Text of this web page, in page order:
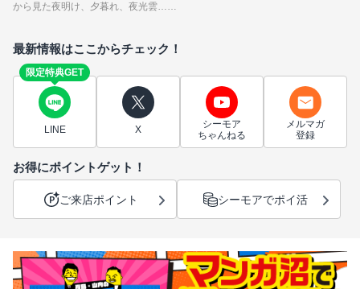
から見た夜明け、夕暮れ、夜光雲……
最新情報はここからチェック！
限定特典GET
LINE X
シーモア
ちゃんねる
メルマガ
登録
お得にポイントゲット！
ご来店ポイント シーモアでポイ活